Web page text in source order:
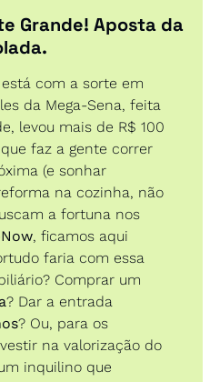
Grande! Aposta da
com a sorte em
da Mega-Sena, feita
levou mais de R$ 100
faz a gente correr
(e sonhar
na cozinha, não
a fortuna nos
, ficamos aqui
faria com essa
? Dar a entrada
na valorização do
inquilino que